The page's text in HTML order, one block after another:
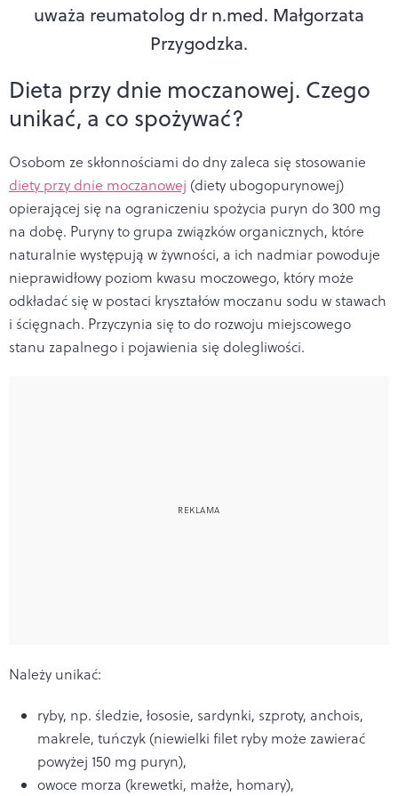
uważa reumatolog dr n.med. Małgorzata
Przygodzka.
Dieta przy dnie moczanowej. Czego
unikać, a co spożywać?
Osobom ze skłonnościami do dny zaleca się stosowanie
diety przy dnie moczanowej (diety ubogopurynowej)
opierającej się na ograniczeniu spożycia puryn do 300 mg
na dobę. Puryny to grupa związków organicznych, które
naturalnie występują w żywności, a ich nadmiar powoduje
nieprawidłowy poziom kwasu moczowego, który może
odkładać się w postaci kryształów moczanu sodu w stawach
i ścięgnach. Przyczynia się to do rozwoju miejscowego
stanu zapalnego i pojawienia się dolegliwości.
Należy unikać:
ryby, np. śledzie, łososie, sardynki, szproty, anchois,
makrele, tuńczyk (niewielki filet ryby może zawierać
powyżej 150 mg puryn),
owoce morza (krewetki, małże, homary),